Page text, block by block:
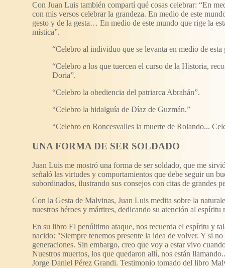
Con Juan Luis también compartí qué cosas celebrar: “En
con mis versos celebrar la grandeza. En medio de este
gesto y de la gesta… En medio de este mundo que rige la
mística”.
“Celebro al individuo que se levanta en medio de
“Celebro a los que tuercen el curso de la Historia,
Doria”.
“Celebro la obediencia del patriarca Abrahán”.
“Celebro la hidalguía de Díaz de Guzmán.”
“Celebro en Roncesvalles la muerte de Rolando...
UNA FORMA DE SER SOLDADO
Juan Luis me mostró una forma de ser soldado, que me
señaló las virtudes y comportamientos que debe seguir un
subordinados, ilustrando sus consejos con citas de grandes
Con la Gesta de Malvinas, Juan Luis medita sobre la
nuestros héroes y mártires, dedicando su atención al espíritu
En su libro El penúltimo ataque, nos recuerda el espíritu y
nacido: "Siempre tenemos presente la idea de volver. Y si
generaciones. Sin embargo, creo que voy a estar vivo
Nuestros muertos, los que quedaron allí, nos están
Jorge Daniel Pérez Grandi. Testimonio tomado del libro